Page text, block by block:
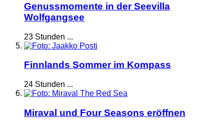
Genussmomente in der Seevilla
Wolfgangsee
23 Stunden ...
Finnlands Sommer im Kompass
24 Stunden ...
Miraval und Four Seasons eröffnen